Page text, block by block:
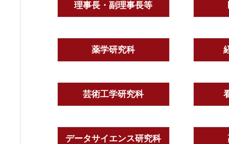
理事長・副理事長等
薬学研究科
芸術工学研究科
データサイエンス研究科